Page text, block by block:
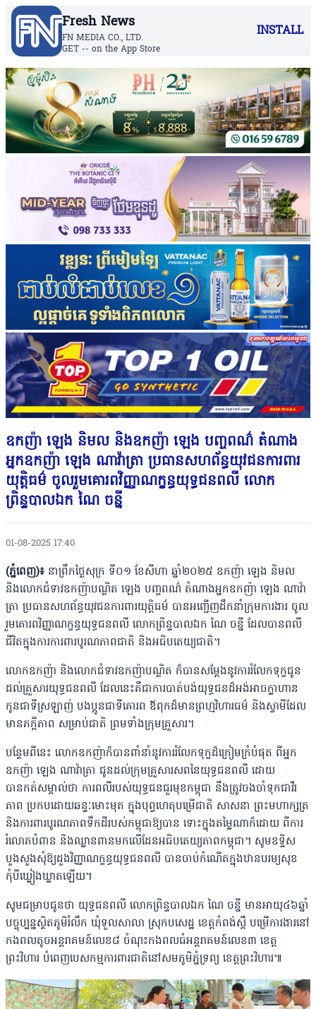
Fresh News
FN MEDIA CO., LTD.
GET -- on the App Store
INSTALL
ឧកញ៉ា ឡេង និមល និងឧកញ៉ា ឡេង បញ្ចពណ៌ តំណាង
អ្នកឧកញ៉ា ឡេង ណាវ៉ាត្រា ប្រធានសហព័ន្ធយុវជនការពារ
យុត្តិធម៌ ចូលរួមគោរពវិញ្ញាណក្ខន្ធយុទ្ធជនពលី លោក
ព្រិន្ទបាលឯក ណៃ ចន្នី
01-08-2025 17:40
(ភ្នំពេញ)៖ នាព្រឹកថ្ងៃសុក្រ ទី០១ ខែសីហា ឆ្នាំ២០២៥ ឧកញ៉ា ឡេង និមល
និងលោកជំទាវឧកញ៉ាបណ្ឌិត ឡេង បញ្ចពណ៌ តំណាងអ្នកឧកញ៉ា ឡេង ណាវ៉ា
ត្រា ប្រធានសហព័ន្ធយុវជនការពារយុត្តិធម៌ បានអញ្ជើញដឹកនាំក្រុមការងារ ចូល
រួមគោរពវិញ្ញាណក្ខន្ធយុទ្ធជនពលី លោកព្រិន្ទបាលឯក ណៃ ចន្នី ដែលបានពលី
ជីវិតក្នុងការការពារបូរណភាពជាតិ និងអធិបតេយ្យជាតិ។
លោកឧកញ៉ា និងលោកជំទាវឧកញ៉ាបណ្ឌិត ក៏បានសម្តែងនូវការរំលែកទុក្ខជូន
ដល់គ្រួសារយុទ្ធជនពលី ដែលនេះគឺជាការបាត់បង់យុទ្ធជនដ៏អង់អាចក្លាហាន
កូនជាទីស្រឡាញ់ បងប្អូនជាទីគោរព ឪពុកដ៏មានព្រហ្មវិហារធម៌ និងស្វាមីដែល
មានភក្តីភាព សម្រាប់ជាតិ ព្រមទាំងក្រុមគ្រួសារ។
បន្ថែមពីនេះ លោកឧកញ៉ាក៏បានពាំនាំនូវការរំលែកទុក្ខដ៏ក្រៀមក្រំបំផុត ពីអ្នក
ឧកញ៉ា ឡេង ណាវ៉ាត្រា ជូនដល់ក្រុមគ្រួសារសពនៃយុទ្ធជនពលី ដោយ
បានកត់សម្គាល់ថា ការពលីរបស់យុទ្ធជនជួរមុខកម្ពុជា នឹងត្រូវចងចាំទុកជាវីរ
ភាព ប្រកបដោយឆន្ទៈមោះមុត ក្នុងបុព្វហេតុបម្រើជាតិ សាសនា ព្រះមហាក្សត្រ
និងការពារបូរណភាពទឹកដីរបស់កម្ពុជាឱ្យបាន ទោះក្នុងតម្លៃណាក៏ដោយ ពីការ
រំលោភបំពាន និងឈ្លានពានមកលើដែនអធិបតេយ្យភាពកម្ពុជា។ សូមឧទ្ទិស
បួងសួងសុំឱ្យដួងវិញ្ញាណក្ខន្ធយុទ្ធជនពលី បានចាប់កំណើតក្នុងឋានបរម្យសុខ
កុំបីឃ្លៀងឃ្លាតឡើយ។
សូមជម្រាបជូនថា យុទ្ធជនពលី លោកព្រិន្ទបាលឯក ណៃ ចន្នី មានអាយុ៤៦ឆ្នាំ
បច្ចុប្បន្នស្ថិតភូមិរំលឹក ឃុំទួលសាលា ស្រុកបសេដ្ឋ ខេត្តកំពង់ស្ពឺ បម្រើការងារនៅ
កងពលតូចអន្តរាគមន៍លេខ៨ ចំណុះកងពលធំអន្តរាគមន៍លេខ៣ ខេត្ត
ព្រះវិហារ បំពេញបេសកម្មការពារជាតិនៅសមភូមិភ្នំទ្រព្យ ខេត្តព្រះវិហារ៕